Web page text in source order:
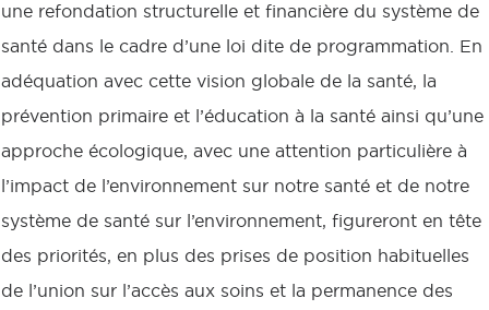
une refondation structurelle et financière du système de
santé dans le cadre d’une loi dite de programmation. En
adéquation avec cette vision globale de la santé, la
prévention primaire et l’éducation à la santé ainsi qu’une
approche écologique, avec une attention particulière à
l’impact de l’environnement sur notre santé et de notre
système de santé sur l’environnement, figureront en tête
des priorités, en plus des prises de position habituelles
de l’union sur l’accès aux soins et la permanence des